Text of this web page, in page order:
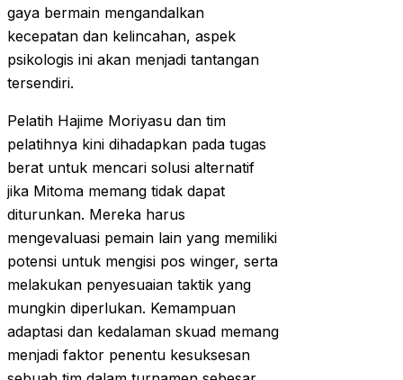
gaya bermain mengandalkan
kecepatan dan kelincahan, aspek
psikologis ini akan menjadi tantangan
tersendiri.
Pelatih Hajime Moriyasu dan tim
pelatihnya kini dihadapkan pada tugas
berat untuk mencari solusi alternatif
jika Mitoma memang tidak dapat
diturunkan. Mereka harus
mengevaluasi pemain lain yang memiliki
potensi untuk mengisi pos winger, serta
melakukan penyesuaian taktik yang
mungkin diperlukan. Kemampuan
adaptasi dan kedalaman skuad memang
menjadi faktor penentu kesuksesan